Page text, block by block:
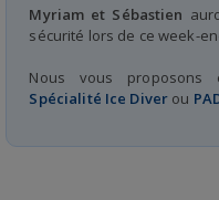
Myriam et Sébastien
sécurité lors de ce week-
Nous vous
Spécialité Ice Diver ou